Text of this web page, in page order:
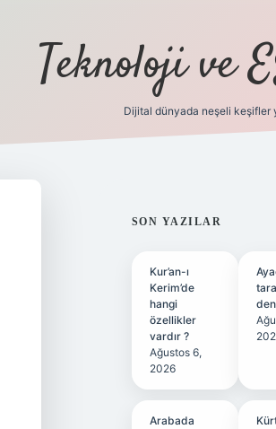
Teknoloji ve
Dijital dünyada neşeli keşifler
SIDEBAR
SON YAZILAR
Kur’an-ı
Kerim’de
hangi
özellikler
vardır ?
Ağustos 6,
2026
Arabada